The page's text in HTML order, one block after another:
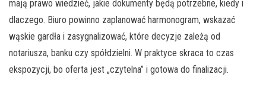
mają prawo wiedzieć, jakie dokumenty będą potrzebne, kiedy i
dlaczego. Biuro powinno zaplanować harmonogram, wskazać
wąskie gardła i zasygnalizować, które decyzje zależą od
notariusza, banku czy spółdzielni. W praktyce skraca to czas
ekspozycji, bo oferta jest „czytelna” i gotowa do finalizacji.